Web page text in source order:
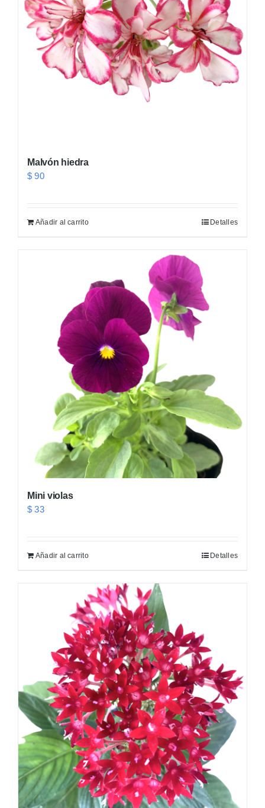
Malvón hiedra
$ 90
Añadir al carrito Detalles
Mini violas
$ 33
Añadir al carrito Detalles